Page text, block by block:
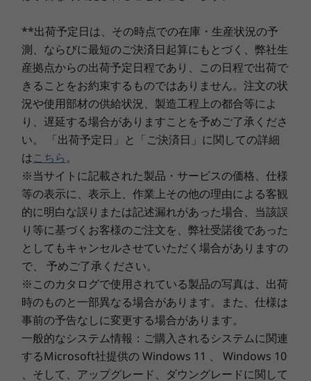
スプレイを搭載。家族みんなで使いたくなるタブ
レットです。
エンターテインメントを楽しむ
Tab M10 FHD Plusは、広い視野角の10.3型ワイ
ドIPS FHD液晶を搭載。詳細な鮮やかな映像を
提供します。また、パワフルなオクタコアプロセ
ッサーを搭載して、家でも外出先でも本格的なエ
ンターテイメントを楽しめます。
Wi-Fi
802.11a/b/g/n/ac
Bluetooth
Bluetooth v5.0
オーディオ機能
ドルビーアトモス
スピーカー
スピーカー×2
microSDスロット
microSDメディアカードリーダー（最大256GBまで対応
可能）
カメラ
500万画素/800万画素
ボタン類
-マイクロホン/ヘッドホン・コンボ・ジャック
-USB 2.0 Type-Cポート
-ボリュームボタン
-パワーボタン
-microSDメディアカードリーダー
-ガイドピン、スマートコネクタ（専用アクセサリ接続
用）
**出荷予定日は、その時点での在庫・生産状況の予
測、ならびに最短のご決済日起算にもとづく、弊社生
産拠点からの出荷予定日程であり、この日程で出荷で
きることをお約束するものではありません。注文の状
況や使用部材の供給状況、製造工程上の都合等によ
り、遅延する場合がありますことを予めご了承くださ
い。 「出荷予定日」と「ご決済日」に関しての詳細
はこちら。
※当サイトに記載された製品・サービスの価格、仕様
等の表示に、表示上、作業上その他の理由による客観
的に明白な誤りまたは記述漏れがあった場合、当該誤
り等に基づくお客様のご注文を、弊社受諾後であった
としてもキャンセルさせていただく場合がありますの
で、 予めご了承ください。
※このカタログで使用されている製品の写真は、出荷
時のものと一部異なる場合があります。また、仕様は
事前の予告なしに変更する場合があります。
一般的なシステム情報：ご購入されるシステムに関連
するMicrosoft社提供の Windows 11 、 Windows 10
、そして、アップグレード、ダウングレードに関して